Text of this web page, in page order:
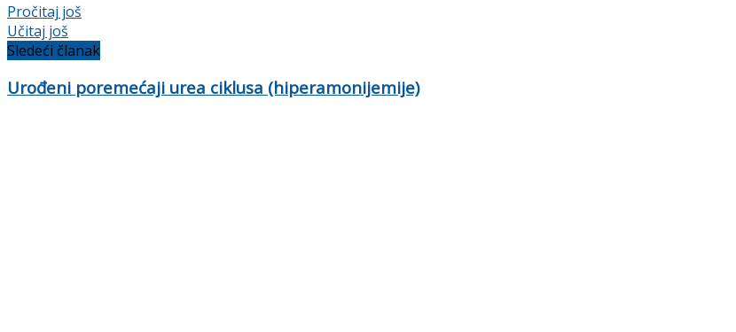
Pročitaj još
Učitaj još
Sledeći članak
Urođeni poremećaji urea ciklusa (hiperamonijemije)